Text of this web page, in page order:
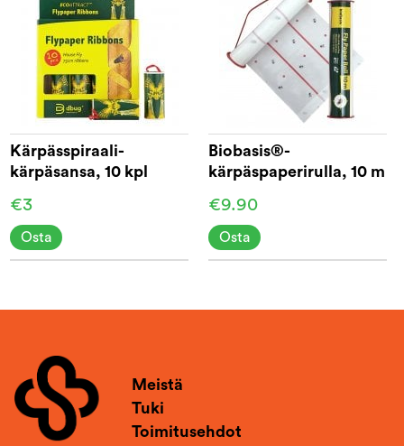
Kärpässpiraali-
kärpäsansa, 10 kpl
€3
Osta
Biobasis®-
kärpäspaperirulla, 10 m
€9.90
Osta
Meistä
Tuki
Toimitusehdot